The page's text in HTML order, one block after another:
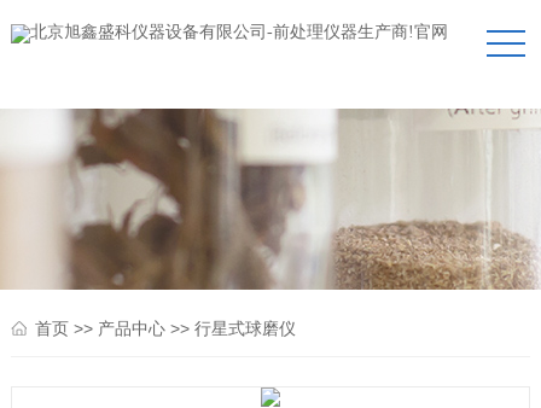
首页>> 产品中心>> 行星式球磨仪